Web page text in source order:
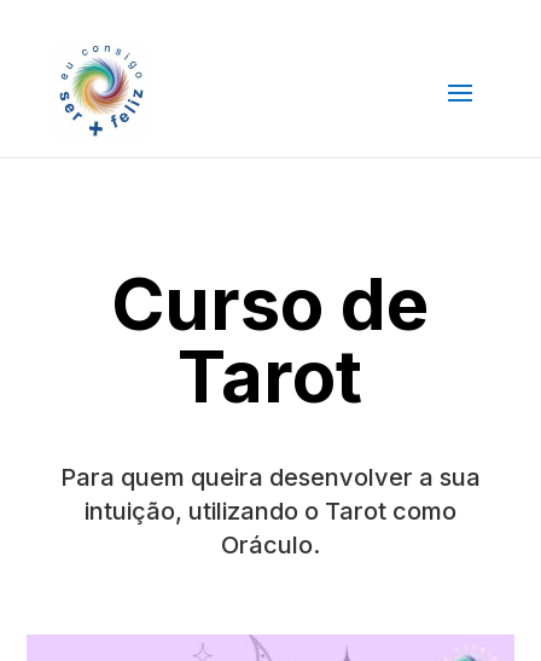
Curso de
Tarot
Para quem queira desenvolver a sua
intuição, utilizando o Tarot como
Oráculo.